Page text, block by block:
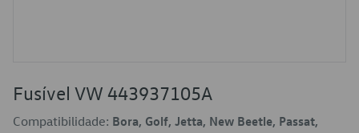
Fusível VW 443937105A
Compatibilidade: Bora, Golf, Jetta, New Beetle, Passat,